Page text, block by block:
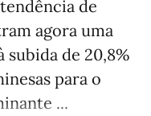
de
agora uma
subida de 20,8%
para o
...